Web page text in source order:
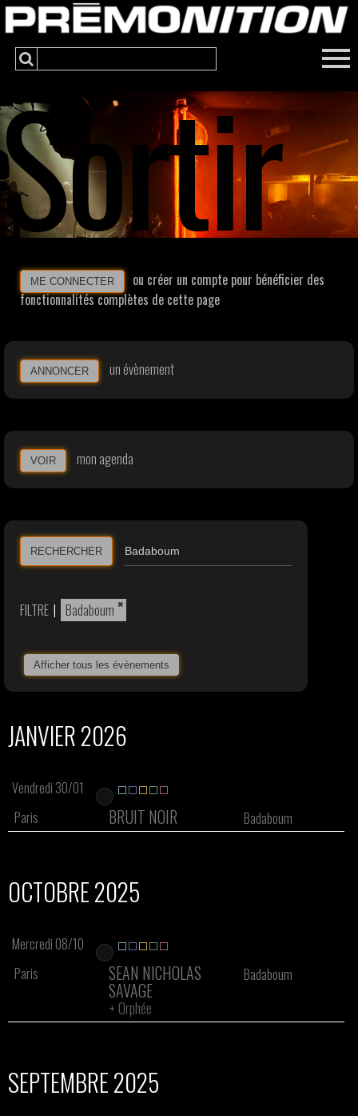
Sortir
ME CONNECTER
ou créer un compte pour bénéficier des
fonctionnalités complètes de cette page
ANNONCER un évènement
VOIR mon agenda
RECHERCHER
FILTRE | ×
Badaboum
Afficher tous les évènements
JANVIER 2026
Vendredi 30/01
Paris
BRUIT NOIR Badaboum
OCTOBRE 2025
Mercredi 08/10
Paris
SEAN NICHOLAS
SAVAGE
+ Orphée
Badaboum
SEPTEMBRE 2025